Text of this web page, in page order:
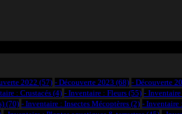
2022 (57) - Découverte 2023 (68) - Découverte
: Crustacés (4) - Inventaire : Fleurs (55) - Inventaire
(70) - Inventaire : Insectes Mécoptères (2) - Inventaire